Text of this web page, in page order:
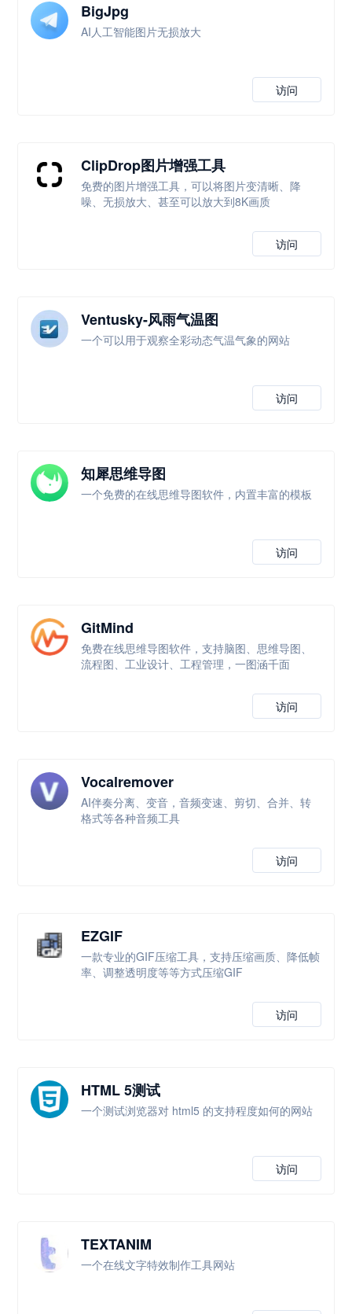
BigJpg
AI人工智能图片无损放大
访问
ClipDrop图片增强工具
免费的图片增强工具，可以将图片变清晰、降
噪、无损放大、甚至可以放大到8K画质
访问
Ventusky-风雨气温图
一个可以用于观察全彩动态气温气象的网站
访问
知犀思维导图
一个免费的在线思维导图软件，内置丰富的模板
访问
GitMind
免费在线思维导图软件，支持脑图、思维导图、
流程图、工业设计、工程管理，一图涵千面
访问
Vocalremover
AI伴奏分离、变音，音频变速、剪切、合并、转
格式等各种音频工具
访问
EZGIF
一款专业的GIF压缩工具，支持压缩画质、降低帧
率、调整透明度等等方式压缩GIF
访问
HTML 5测试
一个测试浏览器对 html5 的支持程度如何的网站
访问
TEXTANIM
一个在线文字特效制作工具网站